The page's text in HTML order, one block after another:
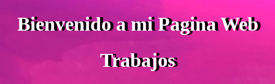
Bienvenido a mi Pagina Web
Trabajos